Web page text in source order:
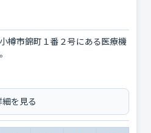
樽市錦町１番２号にある医療機
細を見る